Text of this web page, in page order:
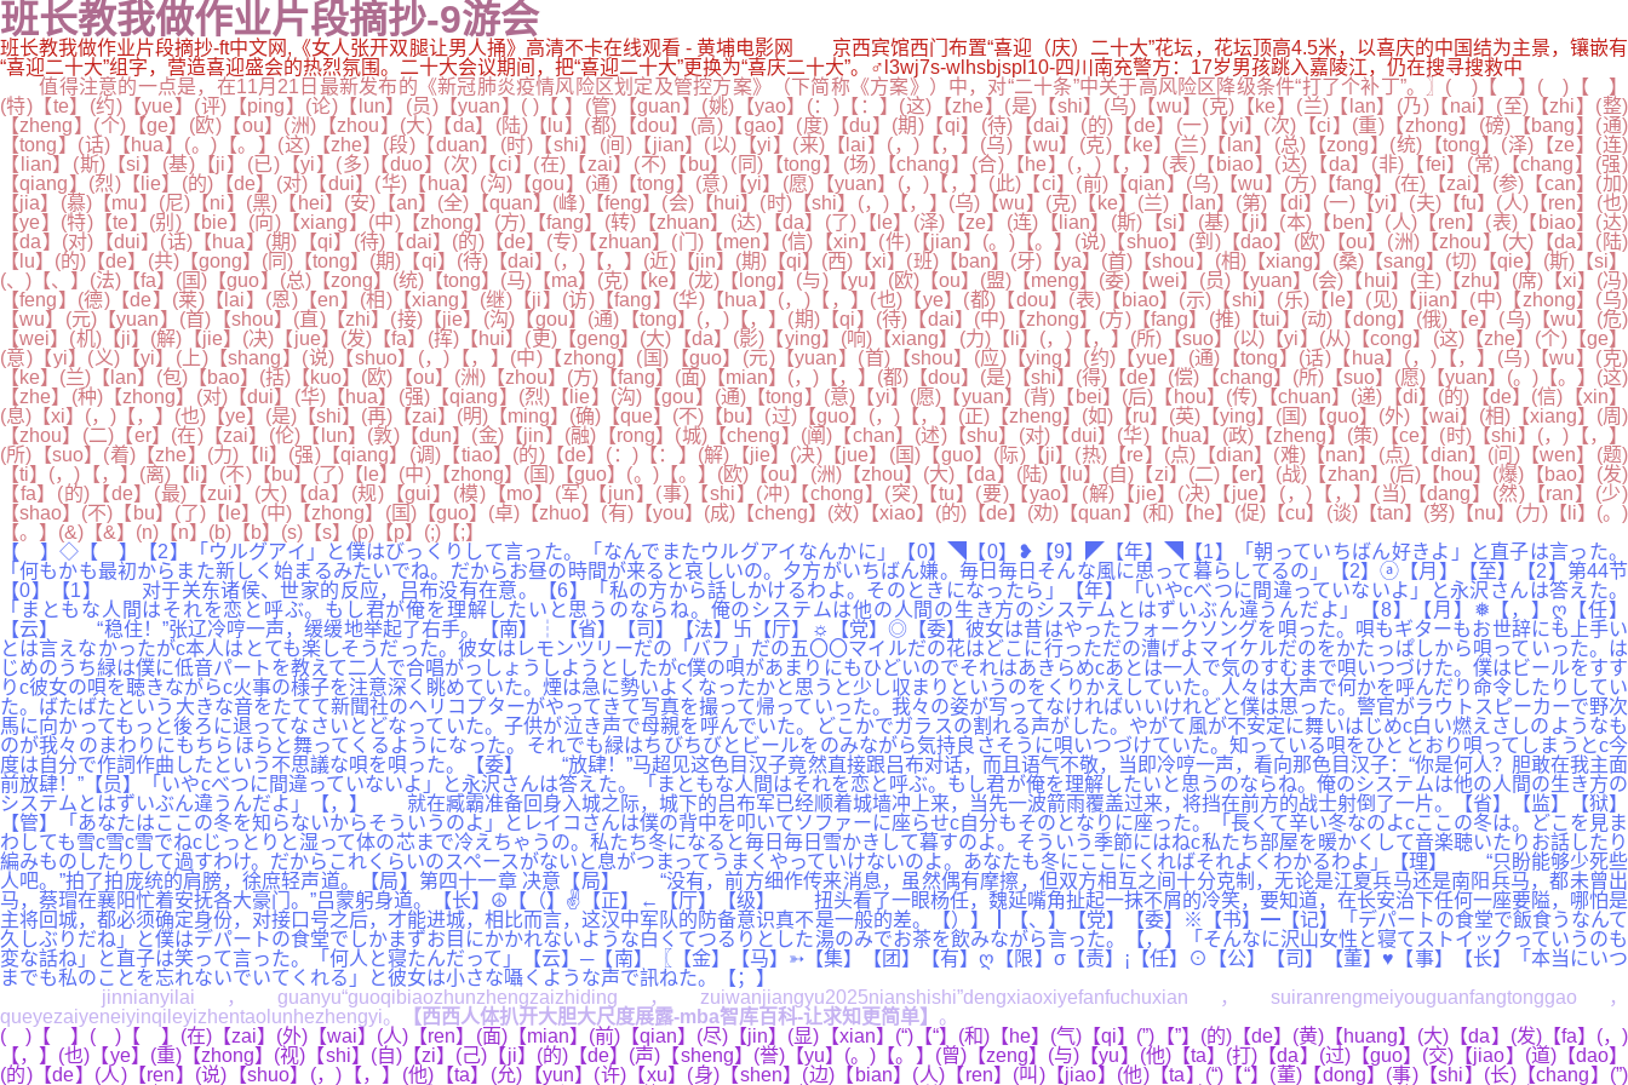
班长教我做作业片段摘抄-9游会
班长教我做作业片段摘抄-ft中文网,《女人张开双腿让男人捅》高清不卡在线观看 - 黄埔电影网 京西宾馆西门布置“喜迎（庆）二十大”花坛，花坛顶高4.5米，以喜庆的中国结为主景，镶嵌有
“喜迎二十大”组字，营造喜迎盛会的热烈氛围。二十大会议期间，把“喜迎二十大”更换为“喜庆二十大”。♂l3wj7s-wlhsbjspl10-四川南充警方：17岁男孩跳入嘉陵江，仍在搜寻搜救中
值得注意的一点是，在11月21日最新发布的《新冠肺炎疫情风险区划定及管控方案》（下简称《方案》）中，对“二十条”中关于高风险区降级条件“打了个补丁”。〗( )【 】( )【 】
(特)【te】(约)【yue】(评)【ping】(论)【lun】(员)【yuan】( )【 】(管)【guan】(姚)【yao】(：)【：】(这)【zhe】(是)【shi】(乌)【wu】(克)【ke】(兰)【lan】(乃)【nai】(至)【zhi】(整)
【zheng】(个)【ge】(欧)【ou】(洲)【zhou】(大)【da】(陆)【lu】(都)【dou】(高)【gao】(度)【du】(期)【qi】(待)【dai】(的)【de】(一)【yi】(次)【ci】(重)【zhong】(磅)【bang】(通)
【tong】(话)【hua】(。)【。】(这)【zhe】(段)【duan】(时)【shi】(间)【jian】(以)【yi】(来)【lai】(，)【，】(乌)【wu】(克)【ke】(兰)【lan】(总)【zong】(统)【tong】(泽)【ze】(连)
【lian】(斯)【si】(基)【ji】(已)【yi】(多)【duo】(次)【ci】(在)【zai】(不)【bu】(同)【tong】(场)【chang】(合)【he】(，)【，】(表)【biao】(达)【da】(非)【fei】(常)【chang】(强)
【qiang】(烈)【lie】(的)【de】(对)【dui】(华)【hua】(沟)【gou】(通)【tong】(意)【yi】(愿)【yuan】(，)【，】(此)【ci】(前)【qian】(乌)【wu】(方)【fang】(在)【zai】(参)【can】(加)
【jia】(慕)【mu】(尼)【ni】(黑)【hei】(安)【an】(全)【quan】(峰)【feng】(会)【hui】(时)【shi】(，)【，】(乌)【wu】(克)【ke】(兰)【lan】(第)【di】(一)【yi】(夫)【fu】(人)【ren】(也)
【ye】(特)【te】(别)【bie】(向)【xiang】(中)【zhong】(方)【fang】(转)【zhuan】(达)【da】(了)【le】(泽)【ze】(连)【lian】(斯)【si】(基)【ji】(本)【ben】(人)【ren】(表)【biao】(达)
【da】(对)【dui】(话)【hua】(期)【qi】(待)【dai】(的)【de】(专)【zhuan】(门)【men】(信)【xin】(件)【jian】(。)【。】(说)【shuo】(到)【dao】(欧)【ou】(洲)【zhou】(大)【da】(陆)
【lu】(的)【de】(共)【gong】(同)【tong】(期)【qi】(待)【dai】(，)【，】(近)【jin】(期)【qi】(西)【xi】(班)【ban】(牙)【ya】(首)【shou】(相)【xiang】(桑)【sang】(切)【qie】(斯)【si】
(、)【、】(法)【fa】(国)【guo】(总)【zong】(统)【tong】(马)【ma】(克)【ke】(龙)【long】(与)【yu】(欧)【ou】(盟)【meng】(委)【wei】(员)【yuan】(会)【hui】(主)【zhu】(席)【xi】(冯)
【feng】(德)【de】(莱)【lai】(恩)【en】(相)【xiang】(继)【ji】(访)【fang】(华)【hua】(，)【，】(也)【ye】(都)【dou】(表)【biao】(示)【shi】(乐)【le】(见)【jian】(中)【zhong】(乌)
【wu】(元)【yuan】(首)【shou】(直)【zhi】(接)【jie】(沟)【gou】(通)【tong】(，)【，】(期)【qi】(待)【dai】(中)【zhong】(方)【fang】(推)【tui】(动)【dong】(俄)【e】(乌)【wu】(危)
【wei】(机)【ji】(解)【jie】(决)【jue】(发)【fa】(挥)【hui】(更)【geng】(大)【da】(影)【ying】(响)【xiang】(力)【li】(，)【，】(所)【suo】(以)【yi】(从)【cong】(这)【zhe】(个)【ge】
(意)【yi】(义)【yi】(上)【shang】(说)【shuo】(，)【，】(中)【zhong】(国)【guo】(元)【yuan】(首)【shou】(应)【ying】(约)【yue】(通)【tong】(话)【hua】(，)【，】(乌)【wu】(克)
【ke】(兰)【lan】(包)【bao】(括)【kuo】(欧)【ou】(洲)【zhou】(方)【fang】(面)【mian】(，)【，】(都)【dou】(是)【shi】(得)【de】(偿)【chang】(所)【suo】(愿)【yuan】(。)【。】(这)
【zhe】(种)【zhong】(对)【dui】(华)【hua】(强)【qiang】(烈)【lie】(沟)【gou】(通)【tong】(意)【yi】(愿)【yuan】(背)【bei】(后)【hou】(传)【chuan】(递)【di】(的)【de】(信)【xin】
(息)【xi】(，)【，】(也)【ye】(是)【shi】(再)【zai】(明)【ming】(确)【que】(不)【bu】(过)【guo】(，)【，】(正)【zheng】(如)【ru】(英)【ying】(国)【guo】(外)【wai】(相)【xiang】(周)
【zhou】(二)【er】(在)【zai】(伦)【lun】(敦)【dun】(金)【jin】(融)【rong】(城)【cheng】(阐)【chan】(述)【shu】(对)【dui】(华)【hua】(政)【zheng】(策)【ce】(时)【shi】(，)【，】
(所)【suo】(着)【zhe】(力)【li】(强)【qiang】(调)【tiao】(的)【de】(：)【：】(解)【jie】(决)【jue】(国)【guo】(际)【ji】(热)【re】(点)【dian】(难)【nan】(点)【dian】(问)【wen】(题)
【ti】(，)【，】(离)【li】(不)【bu】(了)【le】(中)【zhong】(国)【guo】(。)【。】(欧)【ou】(洲)【zhou】(大)【da】(陆)【lu】(自)【zi】(二)【er】(战)【zhan】(后)【hou】(爆)【bao】(发)
【fa】(的)【de】(最)【zui】(大)【da】(规)【gui】(模)【mo】(军)【jun】(事)【shi】(冲)【chong】(突)【tu】(要)【yao】(解)【jie】(决)【jue】(，)【，】(当)【dang】(然)【ran】(少)
【shao】(不)【bu】(了)【le】(中)【zhong】(国)【guo】(卓)【zhuo】(有)【you】(成)【cheng】(效)【xiao】(的)【de】(劝)【quan】(和)【he】(促)【cu】(谈)【tan】(努)【nu】(力)【li】(。)
【。】(&)【&】(n)【n】(b)【b】(s)【s】(p)【p】(;)【;】
【 】◇【 】【2】「ウルグアイ」と僕はびっくりして言った。「なんでまたウルグアイなんかに」【0】◥【0】❥【9】◤【年】◥【1】「朝っていちばん好きよ」と直子は言った。
「何もかも最初からまた新しく始まるみたいでね。だからお昼の時間が来ると哀しいの。夕方がいちばん嫌。毎日毎日そんな風に思って暮らしてるの」【2】ⓐ【月】【至】【2】第44节
【0】【1】 对于关东诸侯、世家的反应，吕布没有在意。【6】「私の方から話しかけるわよ。そのときになったら」【年】「いやcべつに間違っていないよ」と永沢さんは答えた。
「まともな人間はそれを恋と呼ぶ。もし君が俺を理解したいと思うのならね。俺のシステムは他の人間の生き方のシステムとはずいぶん違うんだよ」【8】【月】❅【，】ღ【任】
【云】 “稳住！”张辽冷哼一声，缓缓地举起了右手。【南】┆【省】【司】【法】卐【厅】☼【党】◎【委】彼女は昔はやったフォークソングを唄った。唄もギターもお世辞にも上手い
とは言えなかったがc本人はとても楽しそうだった。彼女はレモンツリーだの「バフ」だの五〇〇マイルだの花はどこに行っただの漕げよマイケルだのをかたっぱしから唄っていった。は
じめのうち緑は僕に低音パートを教えて二人で合唱がっしょうしようとしたがc僕の唄があまりにもひどいのでそれはあきらめcあとは一人で気のすむまで唄いつづけた。僕はビールをすす
りc彼女の唄を聴きながらc火事の様子を注意深く眺めていた。煙は急に勢いよくなったかと思うと少し収まりというのをくりかえしていた。人々は大声で何かを呼んだり命令したりしてい
た。ばたばたという大きな音をたてて新聞社のヘリコプターがやってきて写真を撮って帰っていった。我々の姿が写ってなければいいけれどと僕は思った。警官がラウトスピーカーで野次
馬に向かってもっと後ろに退ってなさいとどなっていた。子供が泣き声で母親を呼んでいた。どこかでガラスの割れる声がした。やがて風が不安定に舞いはじめc白い燃えさしのようなも
のが我々のまわりにもちらほらと舞ってくるようになった。それでも緑はちびちびとビールをのみながら気持良さそうに唄いつづけていた。知っている唄をひととおり唄ってしまうとc今
度は自分で作詞作曲したという不思議な唄を唄った。【委】 “放肆！”马超见这色目汉子竟然直接跟吕布对话，而且语气不敬，当即冷哼一声，看向那色目汉子：“你是何人？胆敢在我主面
前放肆！”【员】「いやcべつに間違っていないよ」と永沢さんは答えた。「まともな人間はそれを恋と呼ぶ。もし君が俺を理解したいと思うのならね。俺のシステムは他の人間の生き方の
システムとはずいぶん違うんだよ」【，】 就在臧霸准备回身入城之际，城下的吕布军已经顺着城墙冲上来，当先一波箭雨覆盖过来，将挡在前方的战士射倒了一片。【省】【监】【狱】
【管】「あなたはここの冬を知らないからそういうのよ」とレイコさんは僕の背中を叩いてソファーに座らせc自分もそのとなりに座った。「長くて辛い冬なのよcここの冬は。どこを見ま
わしても雪c雪c雪でねcじっとりと湿って体の芯まで冷えちゃうの。私たち冬になると毎日毎日雪かきして暮すのよ。そういう季節にはねc私たち部屋を暖かくして音楽聴いたりお話したり
編みものしたりして過すわけ。だからこれくらいのスペースがないと息がつまってうまくやっていけないのよ。あなたも冬にここにくればそれよくわかるわよ」【理】 “只盼能够少死些
人吧。”拍了拍庞统的肩膀，徐庶轻声道。【局】第四十一章 决意【局】 “没有，前方细作传来消息，虽然偶有摩擦，但双方相互之间十分克制，无论是江夏兵马还是南阳兵马，都未曾出
马，蔡瑁在襄阳忙着安抚各大豪门。”吕蒙躬身道。【长】☮【（】✌【正】←【厅】【级】 扭头看了一眼杨任，魏延嘴角扯起一抹不屑的冷笑，要知道，在长安治下任何一座要隘，哪怕是
主将回城，都必须确定身份，对接口号之后，才能进城，相比而言，这汉中军队的防备意识真不是一般的差。【）】┃【、】【党】【委】※【书】━【记】「デパートの食堂で飯食うなんて
久しぶりだね」と僕はデパートの食堂でしかまずお目にかかれないような白くてつるりとした湯のみでお茶を飲みながら言った。【，】「そんなに沢山女性と寝てストイックっていうのも
変な話ね」と直子は笑って言った。「何人と寝たんだって」【云】─【南】〖【金】【马】➳【集】【团】【有】ღ【限】σ【责】¡【任】⊙【公】【司】【董】♥【事】【长】「本当にいつ
までも私のことを忘れないでいてくれる」と彼女は小さな囁くような声で訊ねた。【；】
jinnianyilai，guanyu“guoqibiaozhunzhengzaizhiding，zuiwanjiangyu2025nianshishi”dengxiaoxiyefanfuchuxian，suiranrengmeiyouguanfangtonggao，
queyezaiyeneiyinqileyizhentaolunhezhengyi。
【西西人体扒开大胆大尺度展露-mba智库百科-让求知更简单】 。
( )【 】( )【 】(在)【zai】(外)【wai】(人)【ren】(面)【mian】(前)【qian】(尽)【jin】(显)【xian】(“)【“】(和)【he】(气)【qi】(”)【”】(的)【de】(黄)【huang】(大)【da】(发)【fa】(，)
【，】(也)【ye】(重)【zhong】(视)【shi】(自)【zi】(己)【ji】(的)【de】(声)【sheng】(誉)【yu】(。)【。】(曾)【zeng】(与)【yu】(他)【ta】(打)【da】(过)【guo】(交)【jiao】(道)【dao】
(的)【de】(人)【ren】(说)【shuo】(，)【，】(他)【ta】(允)【yun】(许)【xu】(身)【shen】(边)【bian】(人)【ren】(叫)【jiao】(他)【ta】(“)【“】(董)【dong】(事)【shi】(长)【chang】(”)